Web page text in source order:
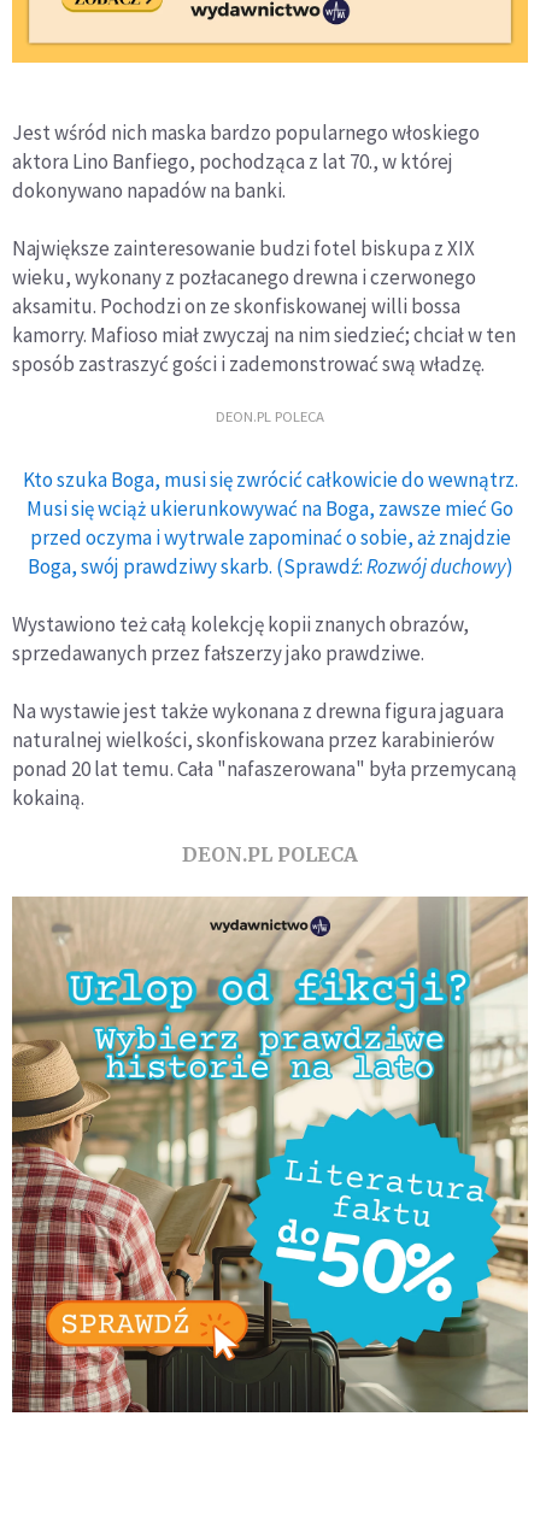
Jest wśród nich maska bardzo popularnego włoskiego
aktora Lino Banfiego, pochodząca z lat 70., w której
dokonywano napadów na banki.
Największe zainteresowanie budzi fotel biskupa z XIX
wieku, wykonany z pozłacanego drewna i czerwonego
aksamitu. Pochodzi on ze skonfiskowanej willi bossa
kamorry. Mafioso miał zwyczaj na nim siedzieć; chciał w ten
sposób zastraszyć gości i zademonstrować swą władzę.
DEON.PL POLECA
Kto szuka Boga, musi się zwrócić całkowicie do wewnątrz.
Musi się wciąż ukierunkowywać na Boga, zawsze mieć Go
przed oczyma i wytrwale zapominać o sobie, aż znajdzie
Boga, swój prawdziwy skarb. (Sprawdź:Rozwój duchowy)
Wystawiono też całą kolekcję kopii znanych obrazów,
sprzedawanych przez fałszerzy jako prawdziwe.
Na wystawie jest także wykonana z drewna figura jaguara
naturalnej wielkości, skonfiskowana przez karabinierów
ponad 20 lat temu. Cała "nafaszerowana" była przemycaną
kokainą.
DEON.PL POLECA